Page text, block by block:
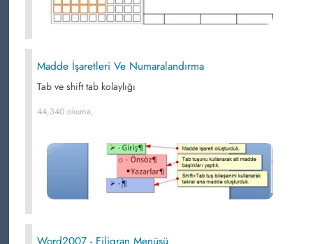
Madde İşaretleri Ve Numaralandırma
Tab ve shift tab kolaylığı
44,340 okuma,